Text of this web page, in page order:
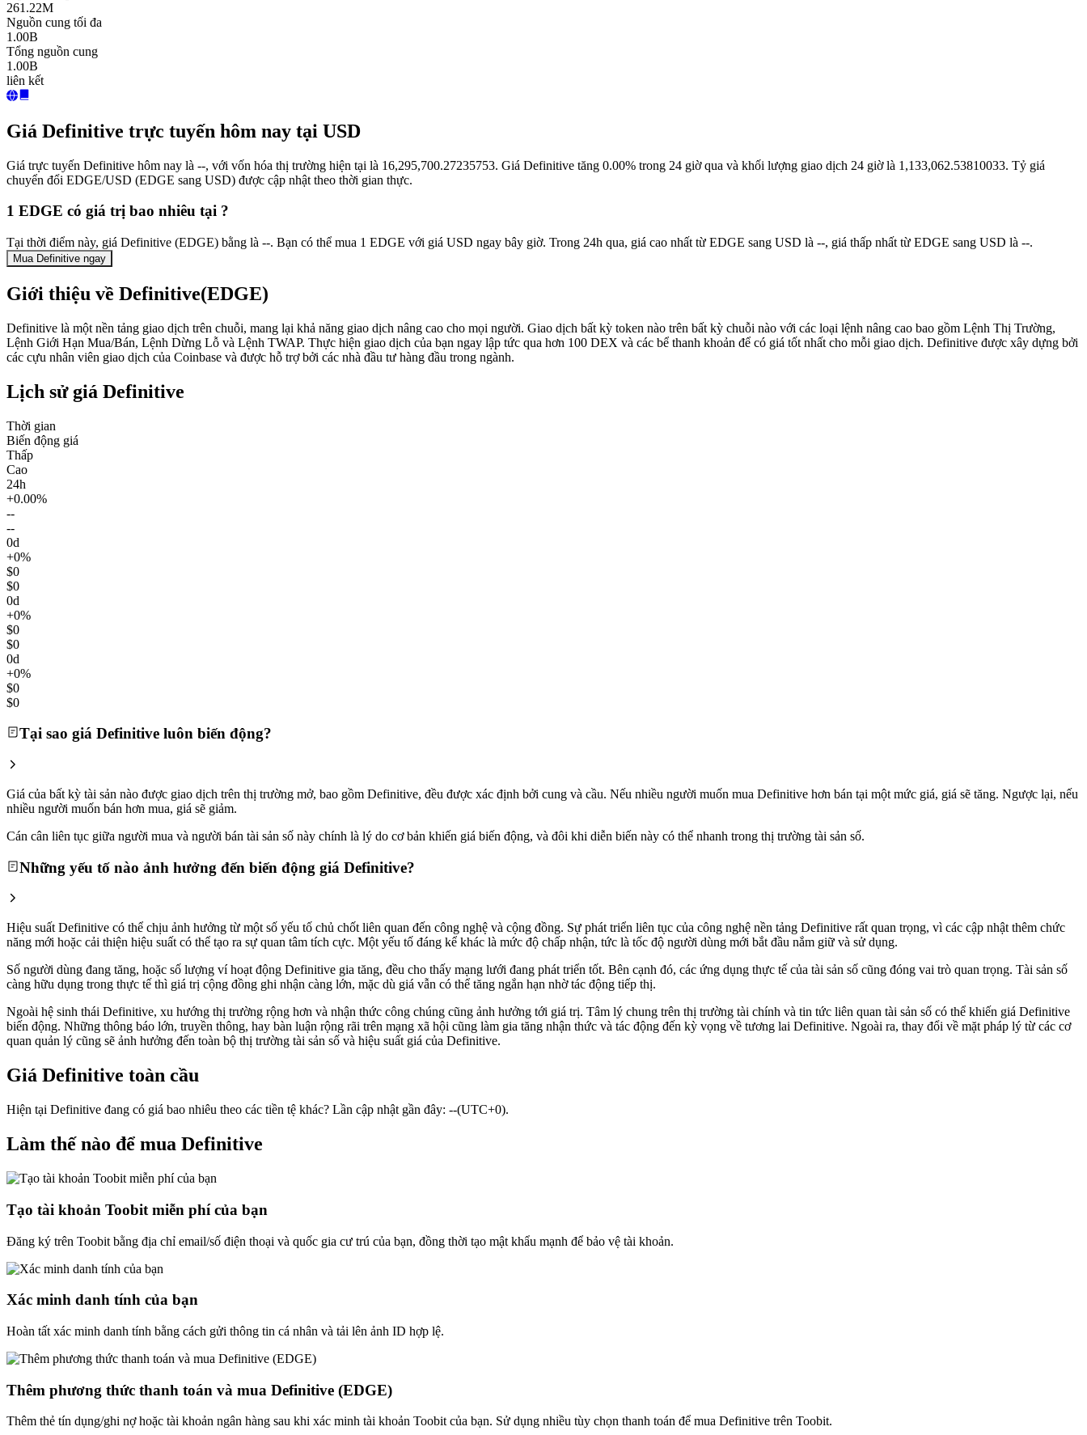
261.22M
Nguồn cung tối đa
1.00B
Tổng nguồn cung
1.00B
liên kết
Giá Definitive trực tuyến hôm nay tại USD
Giá trực tuyến Definitive hôm nay là --, với vốn hóa thị trường hiện tại là 16,295,700.27235753. Giá Definitive tăng 0.00% trong 24 giờ qua và khối lượng giao dịch 24 giờ là 1,133,062.53810033. Tỷ giá
chuyển đổi EDGE/USD (EDGE sang USD) được cập nhật theo thời gian thực.
1 EDGE có giá trị bao nhiêu tại ?
Tại thời điểm này, giá Definitive (EDGE) bằng là --. Bạn có thể mua 1 EDGE với giá USD ngay bây giờ. Trong 24h qua, giá cao nhất từ EDGE sang USD là --, giá thấp nhất từ EDGE sang USD là --.
Mua Definitive ngay
Giới thiệu về Definitive(EDGE)
Definitive là một nền tảng giao dịch trên chuỗi, mang lại khả năng giao dịch nâng cao cho mọi người. Giao dịch bất kỳ token nào trên bất kỳ chuỗi nào với các loại lệnh nâng cao bao gồm Lệnh Thị Trường,
Lệnh Giới Hạn Mua/Bán, Lệnh Dừng Lỗ và Lệnh TWAP. Thực hiện giao dịch của bạn ngay lập tức qua hơn 100 DEX và các bể thanh khoản để có giá tốt nhất cho mỗi giao dịch. Definitive được xây dựng bởi
các cựu nhân viên giao dịch của Coinbase và được hỗ trợ bởi các nhà đầu tư hàng đầu trong ngành.
Lịch sử giá Definitive
Thời gian
Biến động giá
Thấp
Cao
24h
+0.00%
--
--
0d
+0%
$0
$0
0d
+0%
$0
$0
0d
+0%
$0
$0
Tại sao giá Definitive luôn biến động?
Giá của bất kỳ tài sản nào được giao dịch trên thị trường mở, bao gồm Definitive, đều được xác định bởi cung và cầu. Nếu nhiều người muốn mua Definitive hơn bán tại một mức giá, giá sẽ tăng. Ngược lại, nếu
nhiều người muốn bán hơn mua, giá sẽ giảm.
Cán cân liên tục giữa người mua và người bán tài sản số này chính là lý do cơ bản khiến giá biến động, và đôi khi diễn biến này có thể nhanh trong thị trường tài sản số.
Những yếu tố nào ảnh hưởng đến biến động giá Definitive?
Hiệu suất Definitive có thể chịu ảnh hưởng từ một số yếu tố chủ chốt liên quan đến công nghệ và cộng đồng. Sự phát triển liên tục của công nghệ nền tảng Definitive rất quan trọng, vì các cập nhật thêm chức
năng mới hoặc cải thiện hiệu suất có thể tạo ra sự quan tâm tích cực. Một yếu tố đáng kể khác là mức độ chấp nhận, tức là tốc độ người dùng mới bắt đầu nắm giữ và sử dụng.
Số người dùng đang tăng, hoặc số lượng ví hoạt động Definitive gia tăng, đều cho thấy mạng lưới đang phát triển tốt. Bên cạnh đó, các ứng dụng thực tế của tài sản số cũng đóng vai trò quan trọng. Tài sản số
càng hữu dụng trong thực tế thì giá trị cộng đồng ghi nhận càng lớn, mặc dù giá vẫn có thể tăng ngắn hạn nhờ tác động tiếp thị.
Ngoài hệ sinh thái Definitive, xu hướng thị trường rộng hơn và nhận thức công chúng cũng ảnh hưởng tới giá trị. Tâm lý chung trên thị trường tài chính và tin tức liên quan tài sản số có thể khiến giá Definitive
biến động. Những thông báo lớn, truyền thông, hay bàn luận rộng rãi trên mạng xã hội cũng làm gia tăng nhận thức và tác động đến kỳ vọng về tương lai Definitive. Ngoài ra, thay đổi về mặt pháp lý từ các cơ
quan quản lý cũng sẽ ảnh hưởng đến toàn bộ thị trường tài sản số và hiệu suất giá của Definitive.
Giá Definitive toàn cầu
Hiện tại Definitive đang có giá bao nhiêu theo các tiền tệ khác? Lần cập nhật gần đây: --(UTC+0).
Làm thế nào để mua Definitive
Tạo tài khoản Toobit miễn phí của bạn
Đăng ký trên Toobit bằng địa chỉ email/số điện thoại và quốc gia cư trú của bạn, đồng thời tạo mật khẩu mạnh để bảo vệ tài khoản.
Xác minh danh tính của bạn
Hoàn tất xác minh danh tính bằng cách gửi thông tin cá nhân và tải lên ảnh ID hợp lệ.
Thêm phương thức thanh toán và mua Definitive (EDGE)
Thêm thẻ tín dụng/ghi nợ hoặc tài khoản ngân hàng sau khi xác minh tài khoản Toobit của bạn. Sử dụng nhiều tùy chọn thanh toán để mua Definitive trên Toobit.